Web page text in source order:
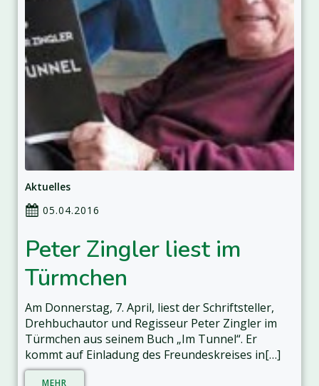
Aktuelles
05.04.2016
Peter Zingler liest im
Türmchen
Am Donnerstag, 7. April, liest der Schriftsteller,
Drehbuchautor und Regisseur Peter Zingler im
Türmchen aus seinem Buch „Im Tunnel“. Er
kommt auf Einladung des Freundeskreises in[…]
MEHR